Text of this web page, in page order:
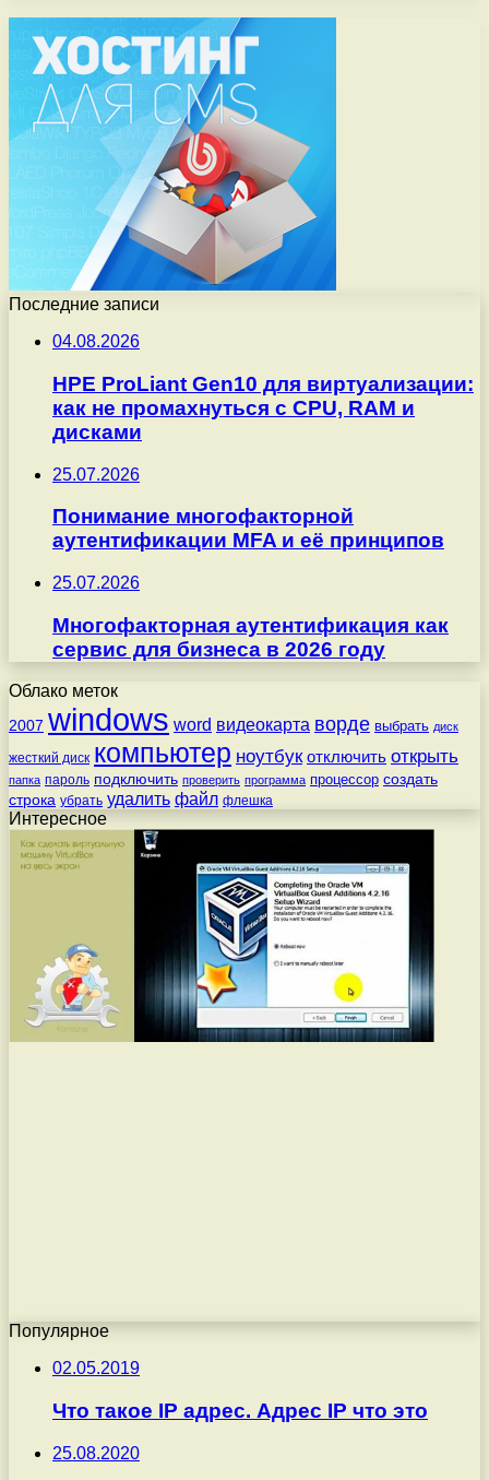
Последние записи
04.08.2026
HPE ProLiant Gen10 для виртуализации:
как не промахнуться с CPU, RAM и
дисками
25.07.2026
Понимание многофакторной
аутентификации MFA и её принципов
25.07.2026
Многофакторная аутентификация как
сервис для бизнеса в 2026 году
Облако меток
2007 windows word видеокарта ворде выбрать диск
жесткий диск компьютер ноутбук отключить открыть
папка пароль подключить проверить программа процессор создать
строка убрать удалить файл флешка
Интересное
Популярное
02.05.2019
Что такое IP адрес. Адрес IP что это
25.08.2020